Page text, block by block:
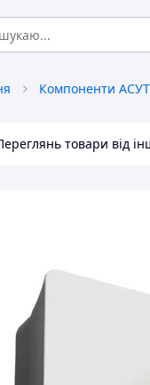
Компоненти
товари від